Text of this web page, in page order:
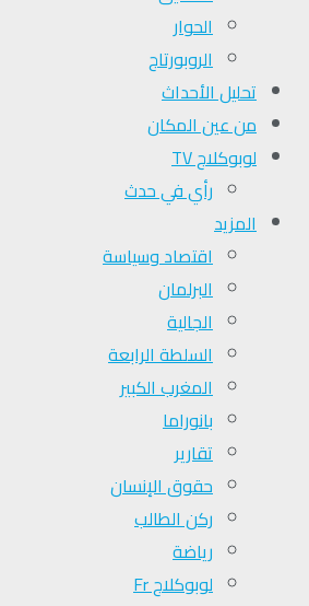
الحوار
الروبورتاج
تحلیل الأحداث
من عين المكان
لوبوكلاج TV
رأي في حدث
المزيد
اقتصاد وسياسة
البرلمان
الجالية
السلطة الرابعة
المغرب الكبير
بانوراما
تقارير
حقوق الإنسان
ركن الطالب
رياضة
لوبوكلاج Fr